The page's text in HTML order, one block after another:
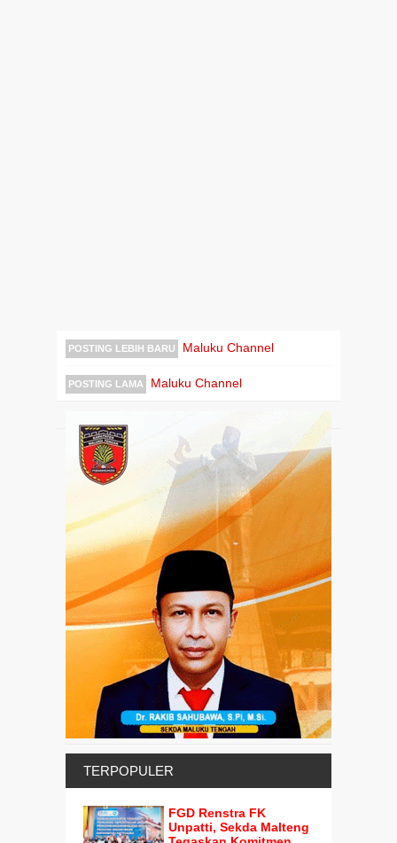
POSTING LEBIH BARU Maluku Channel
POSTING LAMA Maluku Channel
TERPOPULER
FGD Renstra FK
Unpatti, Sekda Malteng